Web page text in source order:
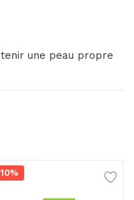
une peau propre